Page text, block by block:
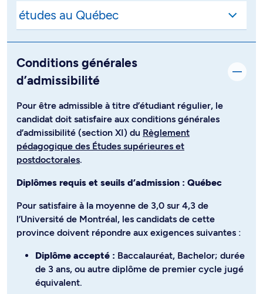
Conditions générales
d’admissibilité
Pour être admissible à titre d’étudiant régulier, le
candidat doit satisfaire aux conditions générales
d’admissibilité (section XI) du Règlement
pédagogique des Études supérieures et
postdoctorales.
Diplômes requis et seuils d’admission : Québec
Pour satisfaire à la moyenne de 3,0 sur 4,3 de
l’Université de Montréal, les candidats de cette
province doivent répondre aux exigences suivantes :
Diplôme accepté : Baccalauréat, Bachelor; durée
de 3 ans, ou autre diplôme de premier cycle jugé
équivalent.